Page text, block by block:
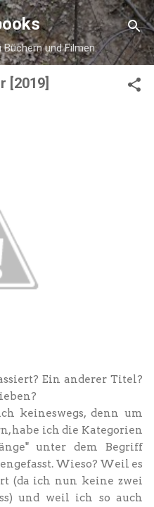
Büchern und Filmen.
[2019]
Ein anderer Titel?
keineswegs, denn um
habe ich die Kategorien
unter dem Begriff
Wieso? Weil es
(da ich nun keine zwei
und weil ich so auch